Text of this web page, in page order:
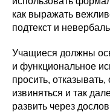
как выражать
подтекст и
Учащиеся должны
и функциональное
просить,
извиняться и так
развить через